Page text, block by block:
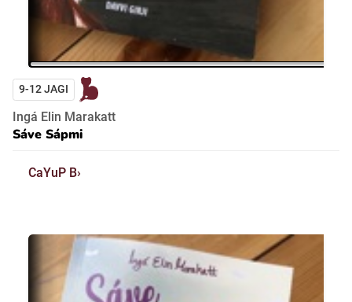
9-12 JAGI
Ingá Elin Marakatt
Sáve Sápmi
CaYuP B